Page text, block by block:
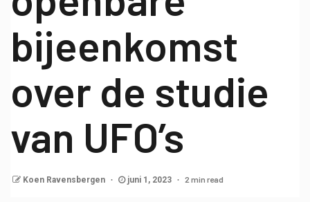
bijeenkomst
over de studie
van UFO’s
Koen Ravensbergen juni 1, 2023 2 min read